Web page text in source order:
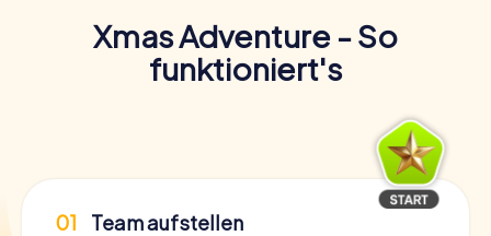
Xmas Adventure - So
funktioniert's
01 Team aufstellen